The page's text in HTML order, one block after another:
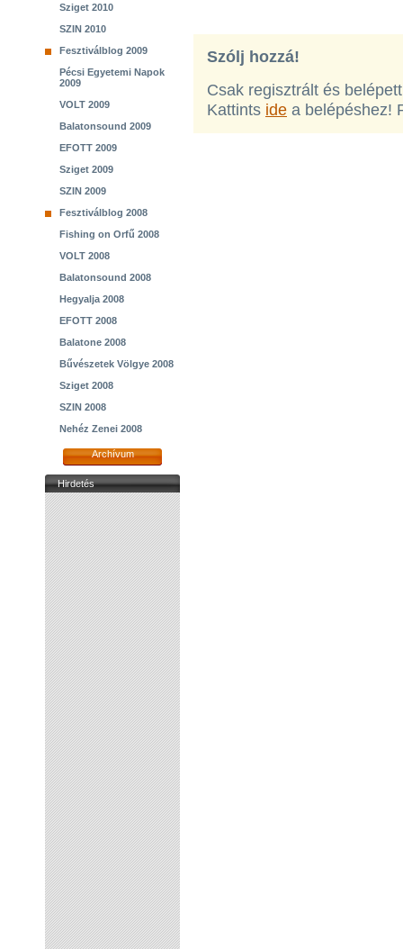
Sziget 2010
SZIN 2010
Fesztiválblog 2009
Pécsi Egyetemi Napok
2009
VOLT 2009
Balatonsound 2009
EFOTT 2009
Sziget 2009
SZIN 2009
Fesztiválblog 2008
Fishing on Orfű 2008
VOLT 2008
Balatonsound 2008
Hegyalja 2008
EFOTT 2008
Balatone 2008
Bűvészetek Völgye 2008
Sziget 2008
SZIN 2008
Nehéz Zenei 2008
Archívum
Hirdetés
Szólj hozzá!
Csak regisztrált és
Kattints ide a belépéshez!